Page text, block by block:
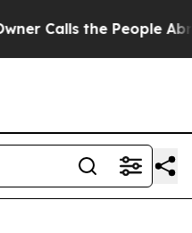
the People Abruptly